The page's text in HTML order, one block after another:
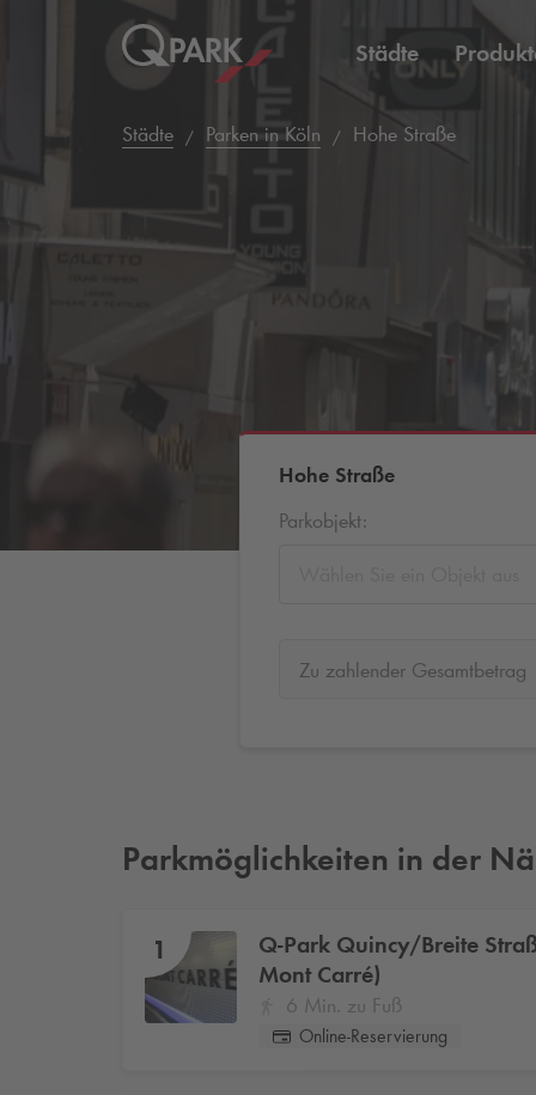
Städte
Städte Parken in Köln Hohe Straße
Hohe Straße
Parkobjekt:
Zu zahlender Gesamtbetrag
Parkmöglichkeiten in der
1 Q-Park Quincy/Breite
Mont Carré)
6 Min. zu Fuß
Online-Reservierung